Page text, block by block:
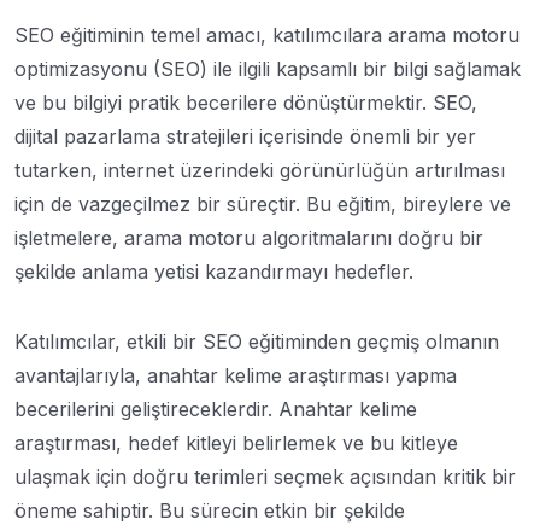
SEO eğitiminin temel amacı, katılımcılara arama motoru
optimizasyonu (SEO) ile ilgili kapsamlı bir bilgi sağlamak
ve bu bilgiyi pratik becerilere dönüştürmektir. SEO,
dijital pazarlama stratejileri içerisinde önemli bir yer
tutarken, internet üzerindeki görünürlüğün artırılması
için de vazgeçilmez bir süreçtir. Bu eğitim, bireylere ve
işletmelere, arama motoru algoritmalarını doğru bir
şekilde anlama yetisi kazandırmayı hedefler.
Katılımcılar, etkili bir SEO eğitiminden geçmiş olmanın
avantajlarıyla, anahtar kelime araştırması yapma
becerilerini geliştireceklerdir. Anahtar kelime
araştırması, hedef kitleyi belirlemek ve bu kitleye
ulaşmak için doğru terimleri seçmek açısından kritik bir
öneme sahiptir. Bu sürecin etkin bir şekilde